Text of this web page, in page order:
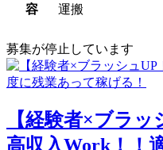
容
運搬
募集が停止しています
【経験者×ブラ
高収入Work！！